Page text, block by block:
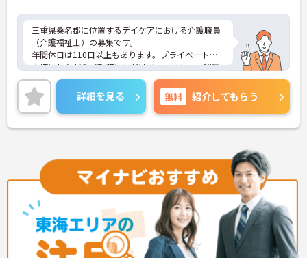
三重県桑名郡に位置するデイケアにおける介護職員
（介護福祉士）の募集です。
年間休日は110日以上もあります。プライベートを
大切にしながらご勤務いただけます。また、福利厚
生が充実しています。働きやすい環境が整ってお
り、安心して長くご勤務いただけます。
ご興味のある方には、面接対策ポイントなど、さら
に詳細をご案内しますのでお気軽にご相談くださ
い！
詳細を見る 無料 紹介してもらう